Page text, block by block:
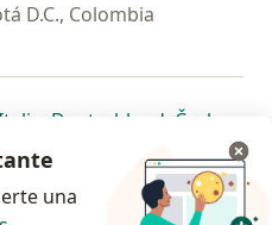
D.C., Colombia
pestaña
una nueva pestaña
abre en una nueva pestaña
se abre en una nueva
Deutschlandse abre en
Česko
nueva pestaña
en una nueva pestaña
se abre en una nueva pestaña
Brasil se abre en una nueva
se abre en
se
se abre en una nueva
una